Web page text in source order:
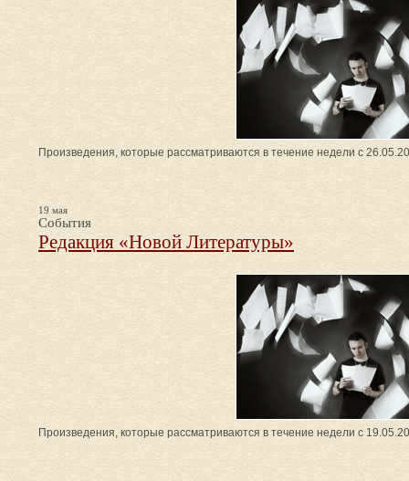
Произведения, которые рассматриваются в течение недели с
19 мая
События
Редакция «Новой Литературы»
Произведения, которые рассматриваются в течение недели с